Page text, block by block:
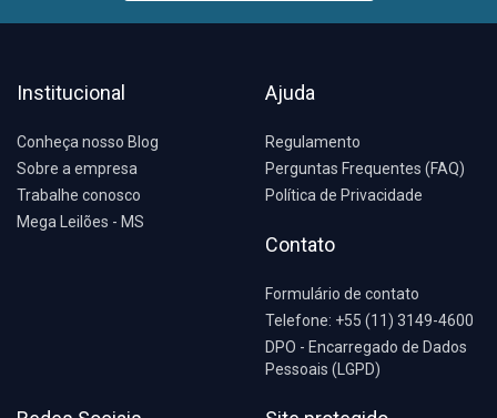
Institucional
Conheça nosso Blog
Sobre a empresa
Trabalhe conosco
Mega Leilões - MS
Ajuda
Regulamento
Perguntas Frequentes (FAQ)
Política de Privacidade
Contato
Formulário de contato
Telefone: +55 (11) 3149-4600
DPO - Encarregado de Dados
Pessoais (LGPD)